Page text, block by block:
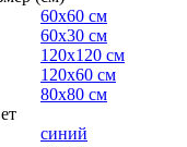
60х60 см
60x30 см
120x120 см
120x60 см
80x80 см
синий